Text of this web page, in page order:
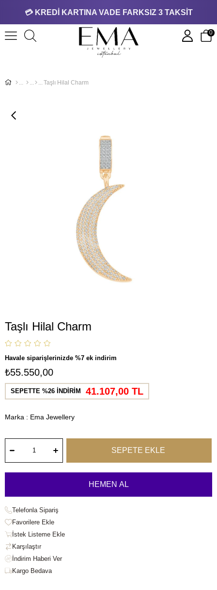
💳 KREDİ KARTINA VADE FARKSIZ 3 TAKSİT
0
Taşlı Hilal Charm
Taşlı Hilal Charm
Havale siparişlerinizde %7 ek indirim
₺55.550,00
SEPETTE %26 İNDİRİM 41.107,00 TL
Marka : Ema Jewellery
Telefonla Sipariş
Favorilere Ekle
İstek Listeme Ekle
Karşılaştır
Kargo Bedava